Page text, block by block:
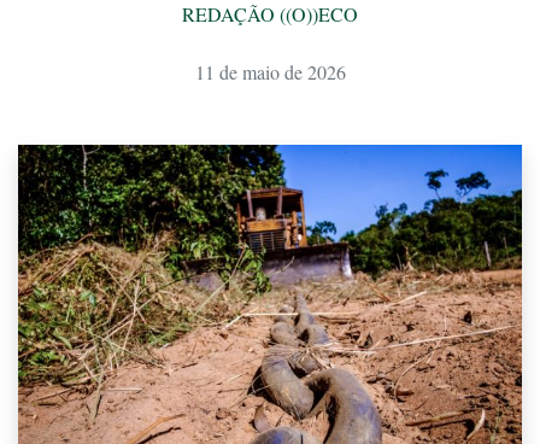
REDAÇÃO ((O))ECO
11 de maio de 2026